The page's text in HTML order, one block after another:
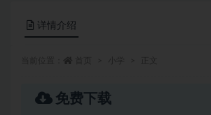
详情介绍
免费下载